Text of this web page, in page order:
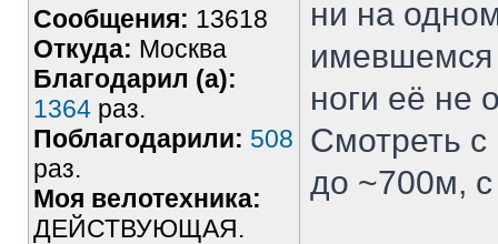
Сообщения: 13618
Откуда: Москва
Благодарил (а):
1364 раз.
Поблагодарили: 508
раз.
Моя велотехника:
ДЕЙСТВУЮЩАЯ.
ни на
имевшемся
ноги её не
Смотреть с
до ~700м, с